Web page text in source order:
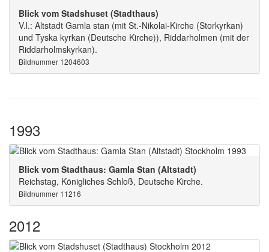
Blick vom Stadshuset (Stadthaus)
V.l.: Altstadt Gamla stan (mit St.-Nikolai-Kirche (Storkyrkan)
und Tyska kyrkan (Deutsche Kirche)), Riddarholmen (mit der
Riddarholmskyrkan).
Bildnummer 1204603
1993
Blick vom Stadthaus: Gamla Stan (Altstadt)
Reichstag, Königliches Schloß, Deutsche Kirche.
Bildnummer 11216
2012